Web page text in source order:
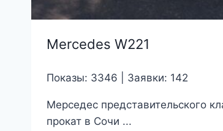
Mercedes W221
Показы: 3346 | Заявки: 142
Мерседес представительского
прокат в Сочи ...